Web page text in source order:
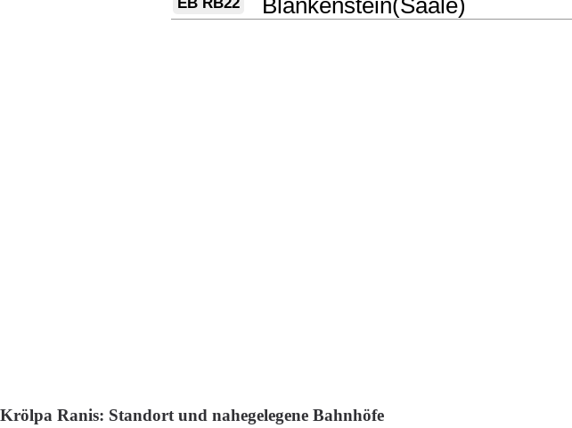
Krölpa Ranis: Standort und nahegelegene Bahnhöfe